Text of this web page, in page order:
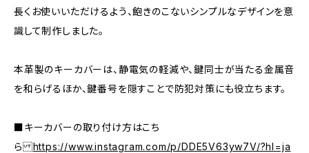
長くお使いいただけるよう、飽きのこないシンプルなデザインを意
識して制作しました。
本革製のキーカバーは、静電気の軽減や、鍵同士が当たる金属音
を和らげるほか、鍵番号を隠すことで防犯対策にも役立ちます。
■キーカバーの取り付け方はこち
らhttps://www.instagram.com/p/DDE5V63yw7V/?hl=ja